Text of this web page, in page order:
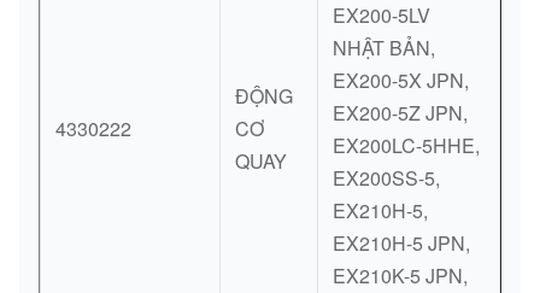
4330222
ĐỘNG
CƠ
QUAY
EX200-5LV
NHẬT BẢN,
EX200-5X JPN,
EX200-5Z JPN,
EX200LC-5HHE,
EX200SS-5,
EX210H-5,
EX210H-5 JPN,
EX210K-5 JPN,